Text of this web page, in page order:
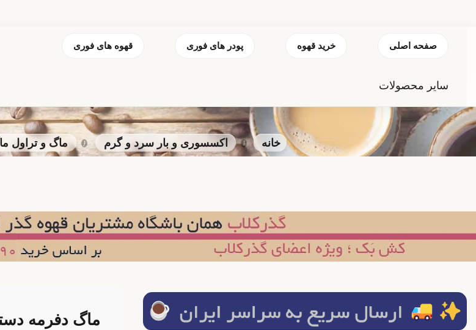
صفحه اصلی خرید قهوه پودر های فوری قهوه های فوری
سایر محصولات
خانه اکسسوری و بار سرد و گرم ماگ و تراول
ماگ دفرمه